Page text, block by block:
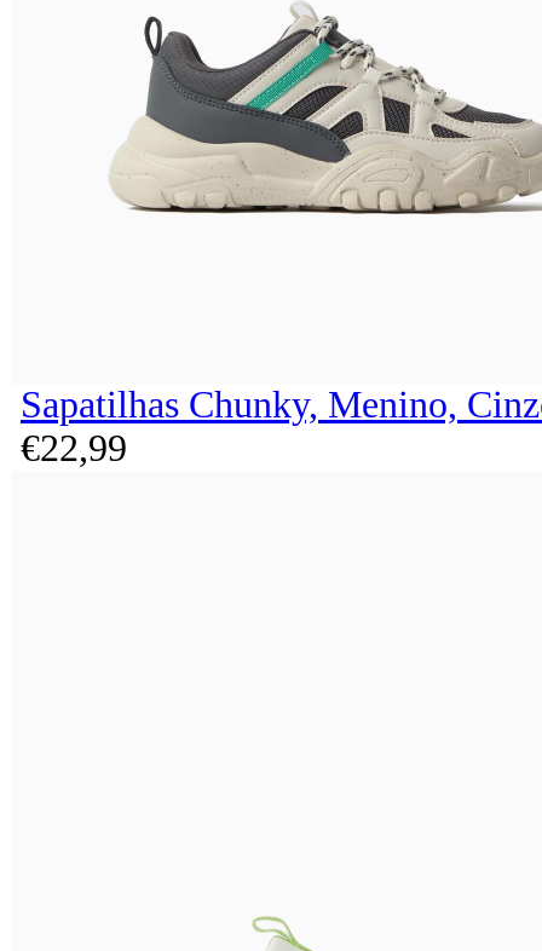
Sapatilhas Chunky, Menino,
€22,99